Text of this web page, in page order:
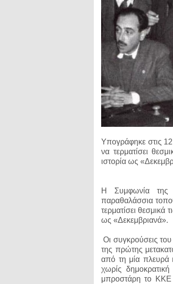
Υπογράφηκε στις
να τερματίσει
ιστορία ως
Η Συμφωνία της
παραθαλάσσια
τερματίσει θεσμικά
ως «Δεκεμβριανά».
Οι συγκρούσεις
της πρώτης
από τη μία
χωρίς
μπροστάρη το ΚΚΕ